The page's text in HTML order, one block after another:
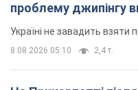
проблему джипінгу
Україні не завадить взяти
8.08.2026 05:10 2,4 т.